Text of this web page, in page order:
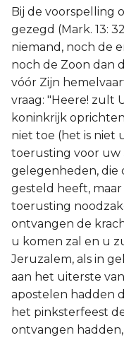
Bij de voorspelling
gezegd (Mark. 13:
niemand, noch de
noch de Zoon dan
vóór Zijn
vraag: "Heere! zult
koninkrijk
niet toe (het is niet
toerusting voor
gelegenheden, die
gesteld heeft,
toerusting
ontvangen de
u komen zal en u
Jeruzalem, als in
aan het uiterste van
apostelen hadden
het pinksterfeest
ontvangen